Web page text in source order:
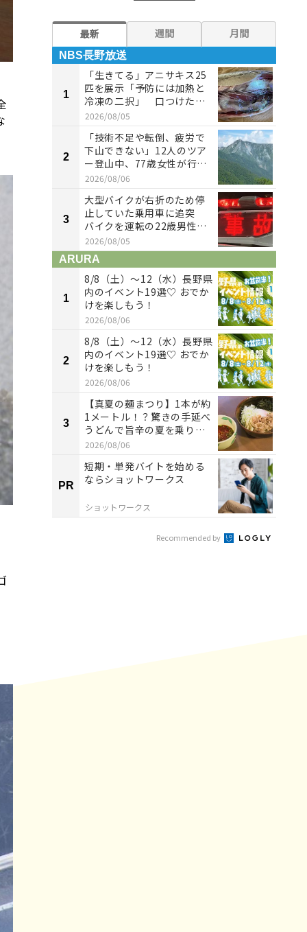
最新 週間 月間
NBS長野放送
1
「生きてる」アニサキス25
匹を展示「予防には加熱と
冷凍の二択」 口つけたペ
ットボ...
2026/08/05
2
「技術不足や転倒、疲労で
下山できない」12人のツア
ー登山中、77歳女性が行動
不能...
2026/08/06
3
大型バイクが右折のため停
止していた乗用車に追突
バイクを運転の22歳男性が
重傷 ...
2026/08/05
ARURA
1
8/8（土）〜12（水）長野県
内のイベント19選♡ おでか
けを楽しもう！
2026/08/06
2
8/8（土）〜12（水）長野県
内のイベント19選♡ おでか
けを楽しもう！
2026/08/06
3
【真夏の麺まつり】1本が約
1メートル！？驚きの手延べ
うどんで旨辛の夏を乗り切
る ...
2026/08/06
PR
短期・単発バイトを始める
ならショットワークス
ショットワークス
Recommended by